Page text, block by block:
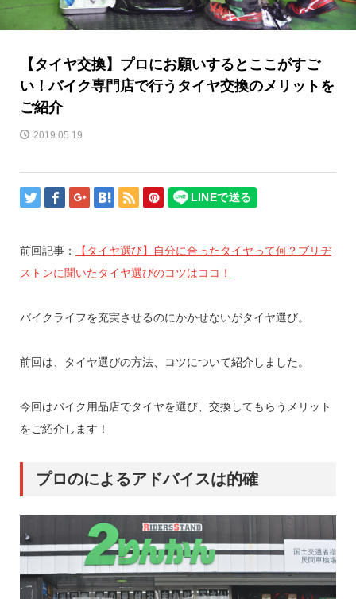
【タイヤ交換】プロにお願いするとここがすご
い！バイク専門店で行うタイヤ交換のメリットを
ご紹介
2019.05.19
前回記事：
【タイヤ選び】自分に合ったタイヤって何？ブリヂ
ストンに聞いたタイヤ選びのコツはココ！
バイクライフを充実させるのにかかせないがタイヤ選び。
前回は、タイヤ選びの方法、コツについて紹介しました。
今回はバイク用品店でタイヤを選び、交換してもらうメリット
をご紹介します！
プロのによるアドバイスは的確